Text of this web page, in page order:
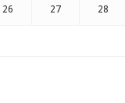
26 27 28